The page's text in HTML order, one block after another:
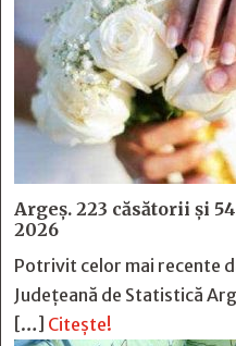
Argeș. 223 căsătorii și
2026
Potrivit celor mai recente
Județeană de Statistică
[…] Citește!